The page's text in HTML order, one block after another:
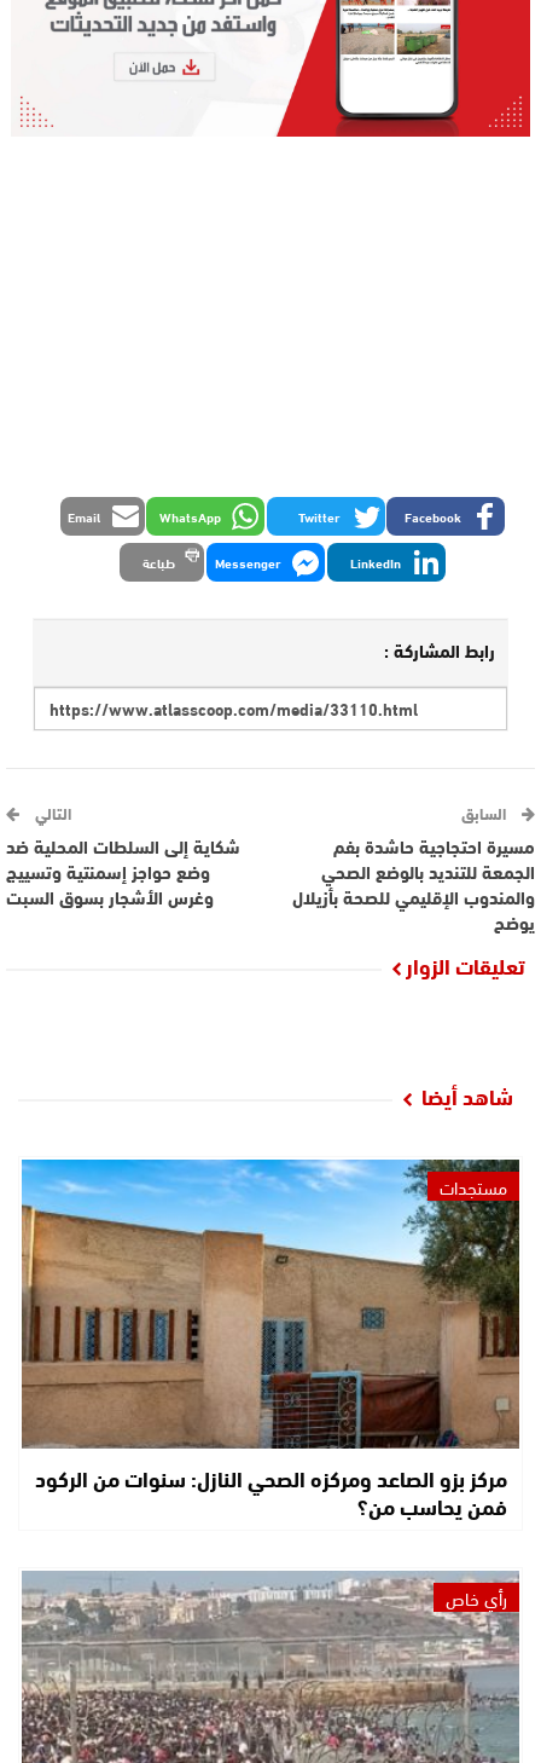
Facebook
Twitter
WhatsApp
Email
LinkedIn
Messenger طباعة
رابط المشاركة :
السابق
مسيرة احتجاجية حاشدة بفم
الجمعة للتنديد بالوضع الصحي
والمندوب الإقليمي للصحة بأزيلال
يوضح
التالي
شكاية إلى السلطات المحلية ضد
وضع حواجز إسمنتية وتسييج
وغرس الأشجار بسوق السبت
تعليقات الزوار
شاهد أيضا
مستجدات
مركز بزو الصاعد ومركزه الصحي النازل: سنوات من الركود
فمن يحاسب من؟
رأي خاص